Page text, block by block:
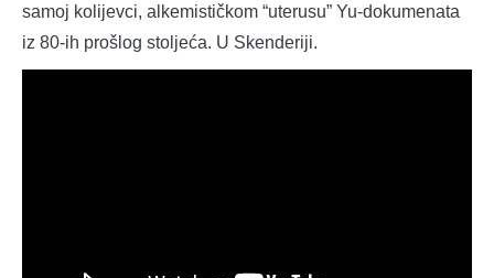
samoj kolijevci, alkemističkom “uterusu” Yu-dokumenata
iz 80-ih prošlog stoljeća. U Skenderiji.